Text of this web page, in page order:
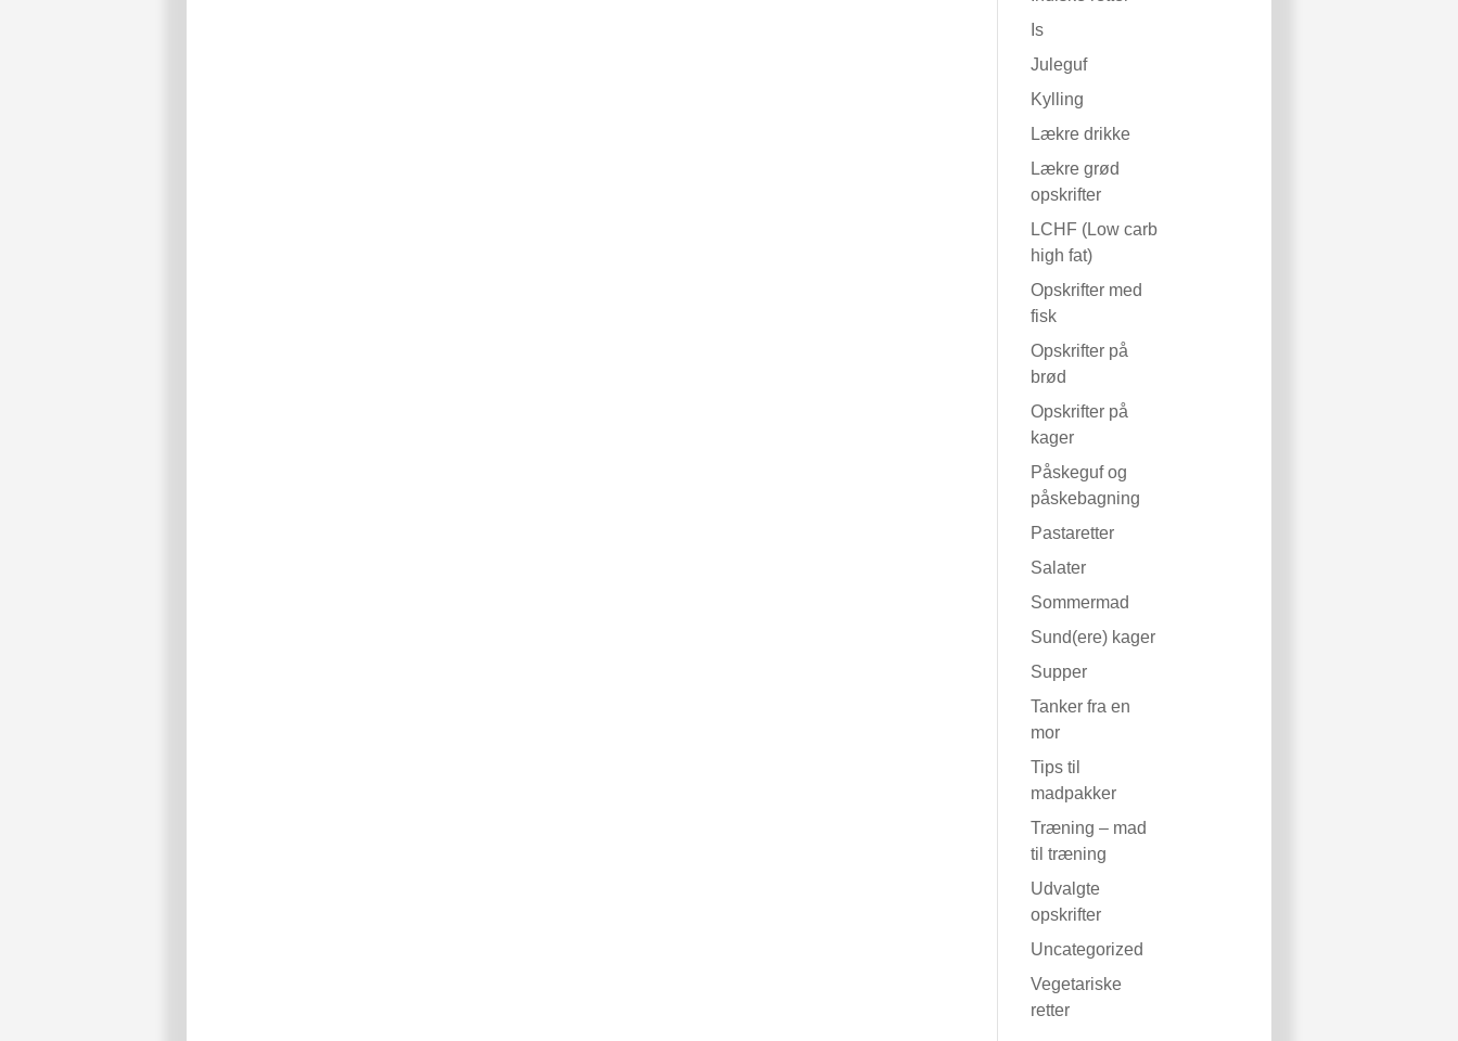
Is
Juleguf
Kylling
Lækre drikke
Lækre grød
opskrifter
LCHF (Low carb
high fat)
Opskrifter med
fisk
Opskrifter på
brød
Opskrifter på
kager
Påskeguf og
påskebagning
Pastaretter
Salater
Sommermad
Sund(ere) kager
Supper
Tanker fra en
mor
Tips til
madpakker
Træning – mad
til træning
Udvalgte
opskrifter
Uncategorized
Vegetariske
retter